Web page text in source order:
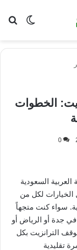
الوضع
الخطوات
0
السعودية
لكل من
سواء كنت متجهاً
في جدة أو الرياض أو
الترانزيت بكل
تقليدية